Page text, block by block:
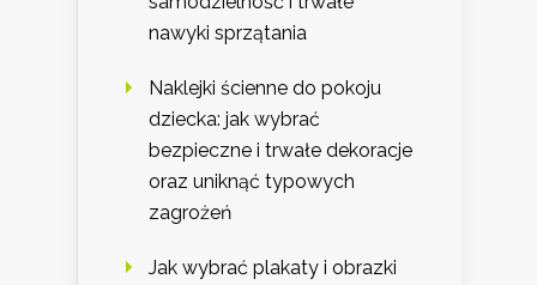
nawyki sprzątania
Naklejki ścienne do pokoju
dziecka: jak wybrać
bezpieczne i trwałe dekoracje
oraz uniknąć typowych
zagrożeń
Jak wybrać plakaty i obrazki